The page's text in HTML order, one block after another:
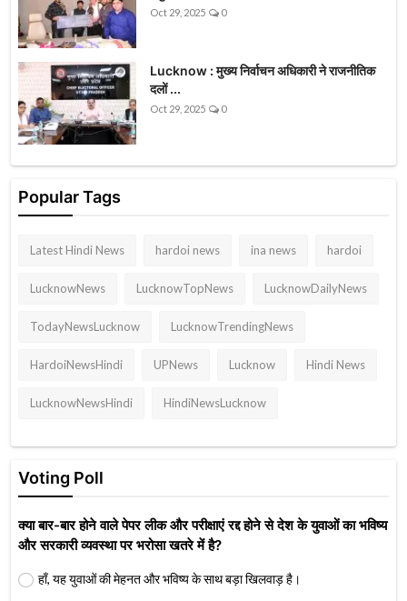
Oct 29, 2025 0
Lucknow : मुख्य निर्वाचन अधिकारी ने राजनीतिक
दलों ...
Oct 29, 2025 0
Popular Tags
Latest Hindi News hardoi news ina news hardoi
LucknowNews LucknowTopNews LucknowDailyNews
TodayNewsLucknow LucknowTrendingNews
HardoiNewsHindi UPNews Lucknow Hindi News
LucknowNewsHindi HindiNewsLucknow
Voting Poll
क्या बार-बार होने वाले पेपर लीक और परीक्षाएं रद्द होने से देश के युवाओं का भविष्य
और सरकारी व्यवस्था पर भरोसा खतरे में है?
हाँ, यह युवाओं की मेहनत और भविष्य के साथ बड़ा खिलवाड़ है।